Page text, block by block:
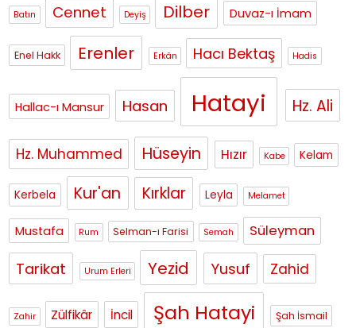
Batın Cennet Deyiş Dilber Duvaz-ı İmam
Enel Hakk Erenler Erkân Hacı Bektaş Hadis
Hallac-ı Mansur Hasan Hatayi Hz. Ali
Hz. Muhammed Hüseyin Hızır Kabe Kelam
Kerbela Kur'an Kırklar Leyla Melamet
Mustafa Rum Selman-ı Farisi Semah Süleyman
Tarikat Urum Erleri Yezid Yusuf Zahid
Zahir Zülfikâr İncil Şah Hatayi Şah İsmail